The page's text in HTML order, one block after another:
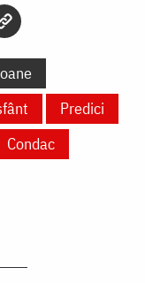
Predici
Condac